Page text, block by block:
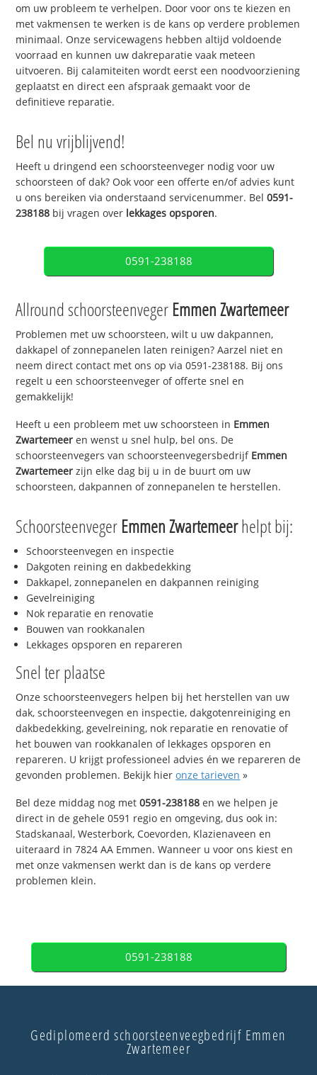
om uw probleem te verhelpen. Door voor ons te kiezen en
met vakmensen te werken is de kans op verdere problemen
minimaal. Onze servicewagens hebben altijd voldoende
voorraad en kunnen uw dakreparatie vaak meteen
uitvoeren. Bij calamiteiten wordt eerst een noodvoorziening
geplaatst en direct een afspraak gemaakt voor de
definitieve reparatie.
Bel nu vrijblijvend!
Heeft u dringend een schoorsteenveger nodig voor uw
schoorsteen of dak? Ook voor een offerte en/of advies kunt
u ons bereiken via onderstaand servicenummer. Bel0591-
238188 bij vragen over lekkages opsporen.
0591-238188
Allround schoorsteenveger Emmen Zwartemeer
Problemen met uw schoorsteen, wilt u uw dakpannen,
dakkapel of zonnepanelen laten reinigen? Aarzel niet en
neem direct contact met ons op via 0591-238188. Bij ons
regelt u een schoorsteenveger of offerte snel en
gemakkelijk!
Heeft u een probleem met uw schoorsteen in Emmen
Zwartemeer en wenst u snel hulp, bel ons. De
schoorsteenvegers van schoorsteenvegersbedrijf Emmen
Zwartemeer zijn elke dag bij u in de buurt om uw
schoorsteen, dakpannen of zonnepanelen te herstellen.
Schoorsteenveger Emmen Zwartemeerhelpt bij:
Schoorsteenvegen en inspectie
Dakgoten reining en dakbedekking
Dakkapel, zonnepanelen en dakpannen reiniging
Gevelreiniging
Nok reparatie en renovatie
Bouwen van rookkanalen
Lekkages opsporen en repareren
Snel ter plaatse
Onze schoorsteenvegers helpen bij het herstellen van uw
dak, schoorsteenvegen en inspectie, dakgotenreiniging en
dakbedekking, gevelreining, nok reparatie en renovatie of
het bouwen van rookkanalen of lekkages opsporen en
repareren. U krijgt professioneel advies én we repareren de
gevonden problemen. Bekijk hieronze tarieven »
Bel deze middag nog met0591-238188 en we helpen je
direct in de gehele 0591 regio en omgeving, dus ook in:
Stadskanaal, Westerbork, Coevorden, Klazienaveen en
uiteraard in 7824 AA Emmen. Wanneer u voor ons kiest en
met onze vakmensen werkt dan is de kans op verdere
problemen klein.
0591-238188
Gediplomeerd schoorsteenveegbedrijf Emmen
Zwartemeer